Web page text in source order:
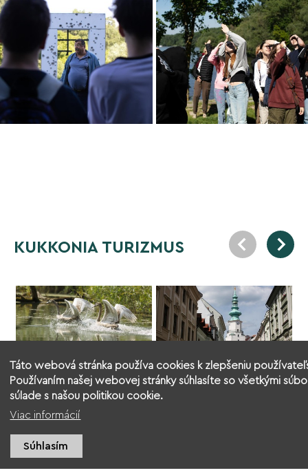
KUKKONIA TURIZMUS
Putovanie pozdĺž
koryta rieky a výlet
Občianskym
združením Kukkonia
Programy plné
zážitkov v Kukkonii
Táto webová stránka používa cookies k zlepšeniu
Používaním našej webovej stránky súhlasíte so všetkými
súlade s našou politikou cookie.
Viac informácií
Súhlasím